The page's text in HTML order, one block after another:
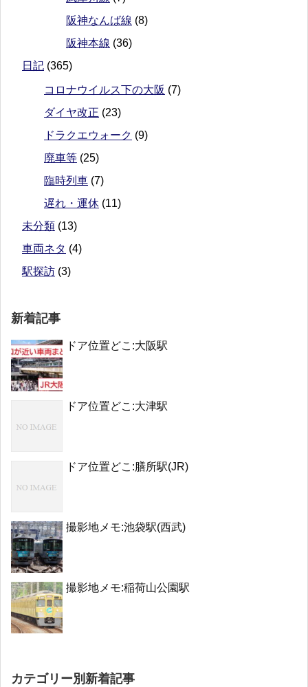
阪神なんば線 (8)
阪神本線 (36)
日記 (365)
コロナウイルス下の大阪 (7)
ダイヤ改正 (23)
ドラクエウォーク (9)
廃車等 (25)
臨時列車 (7)
遅れ・運休 (11)
未分類 (13)
車両ネタ (4)
駅探訪 (3)
新着記事
ドア位置どこ:大阪駅
ドア位置どこ:大津駅
ドア位置どこ:膳所駅(JR)
撮影地メモ:池袋駅(西武)
撮影地メモ:稲荷山公園駅
カテゴリー別新着記事